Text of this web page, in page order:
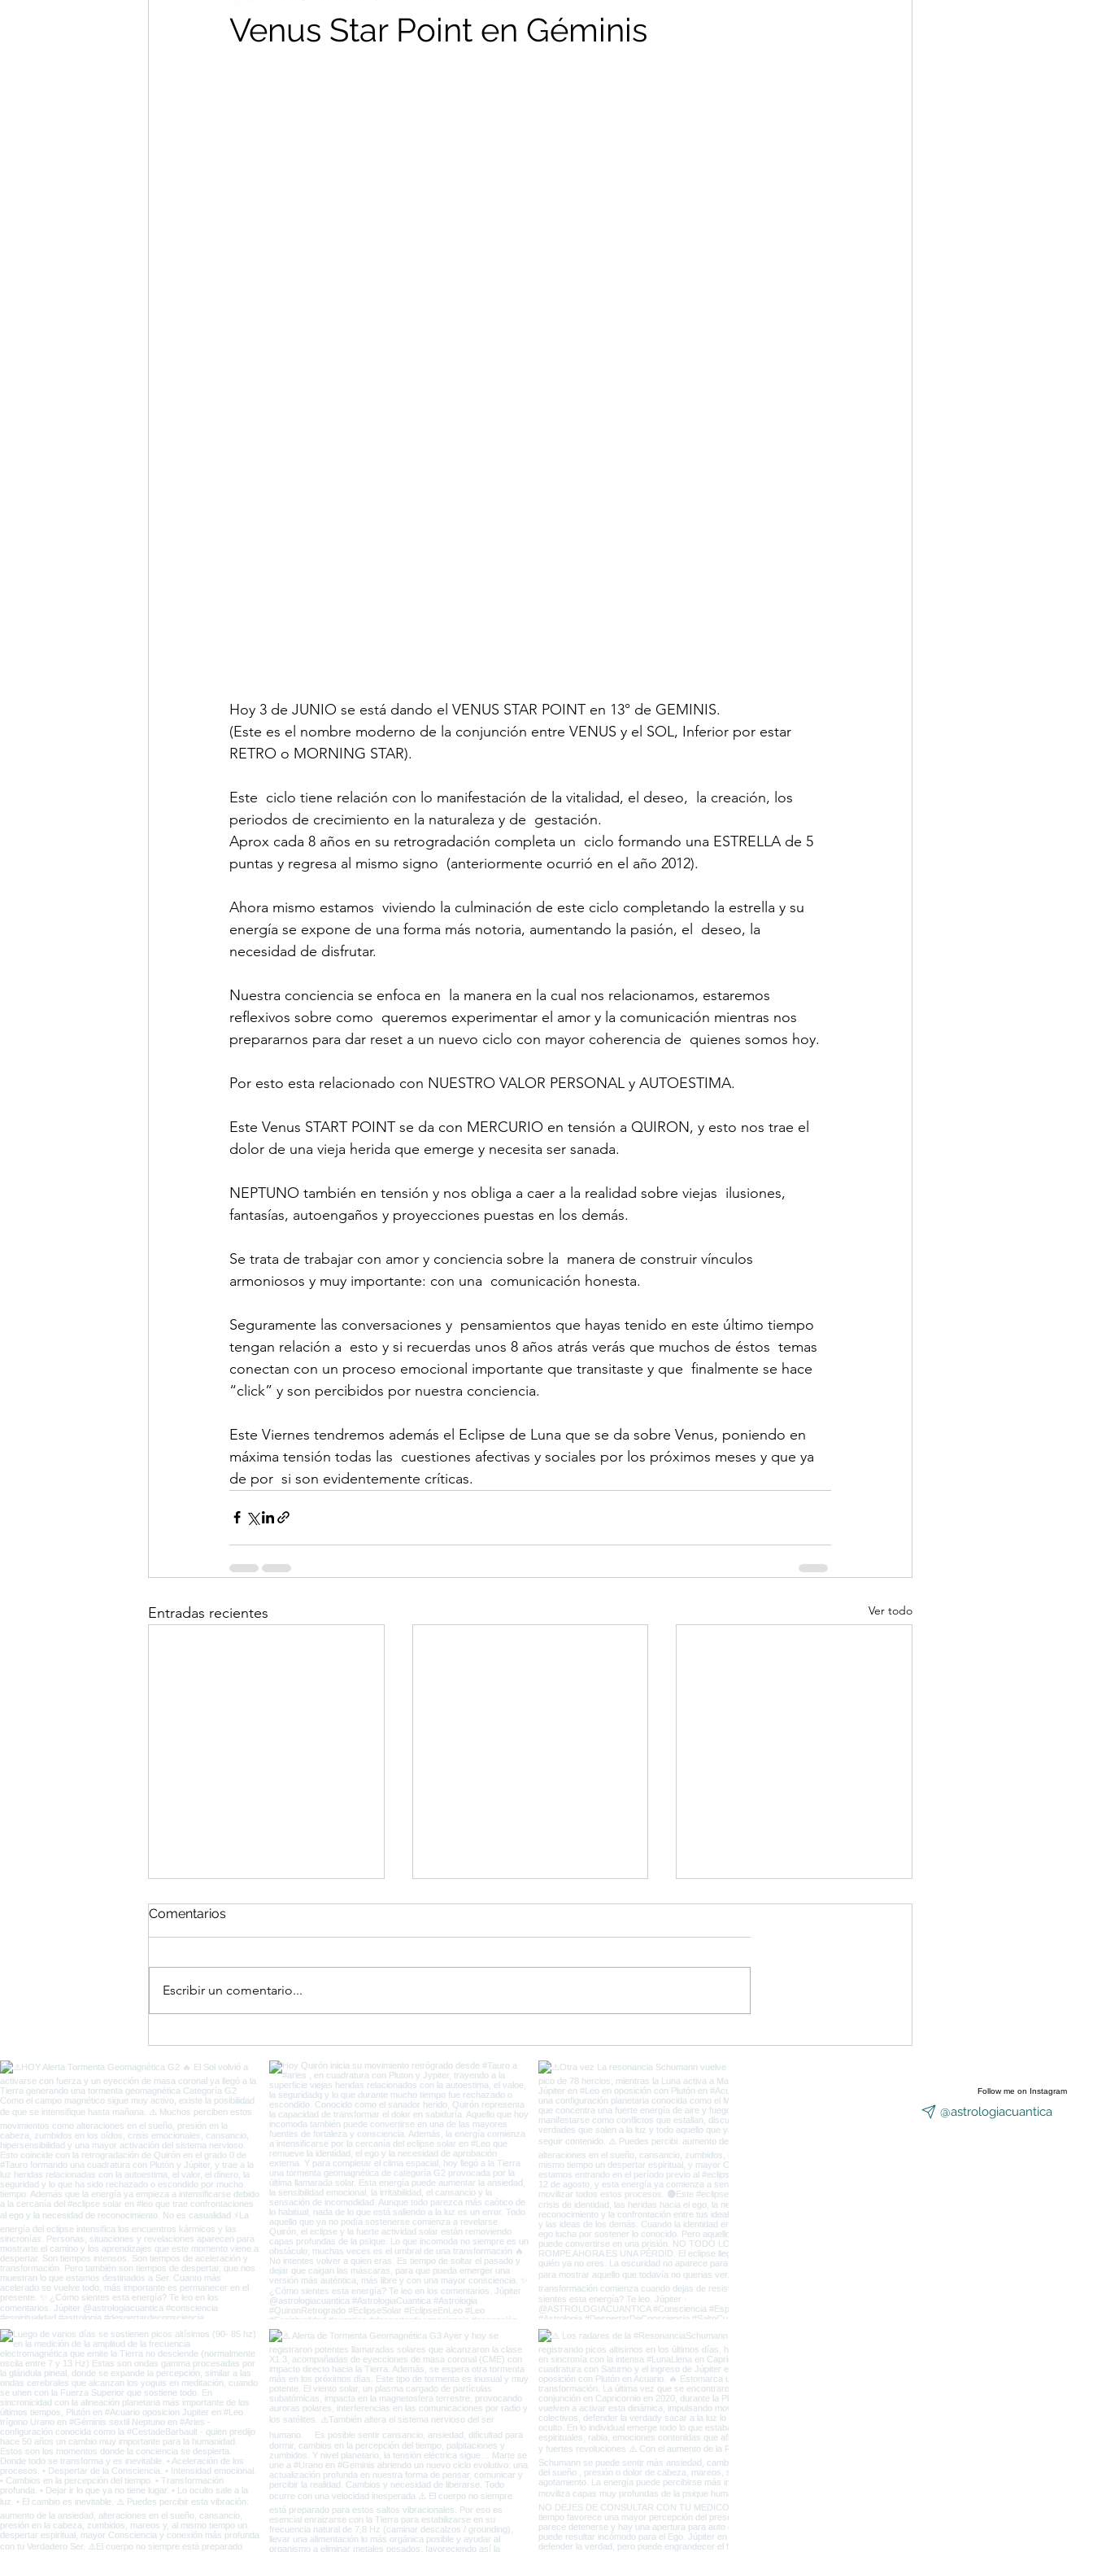
Venus Star Point en Géminis
Hoy 3 de JUNIO se está dando el VENUS STAR POINT en 13° de GEMINIS.
(Este es el nombre moderno de la conjunción entre VENUS y el SOL, Inferior por estar
RETRO o MORNING STAR).
Este  ciclo tiene relación con lo manifestación de la vitalidad, el deseo,  la creación, los
periodos de crecimiento en la naturaleza y de  gestación.
Aprox cada 8 años en su retrogradación completa un  ciclo formando una ESTRELLA de 5
puntas y regresa al mismo signo  (anteriormente ocurrió en el año 2012).
Ahora mismo estamos  viviendo la culminación de este ciclo completando la estrella y su
energía se expone de una forma más notoria, aumentando la pasión, el  deseo, la
necesidad de disfrutar.
Nuestra conciencia se enfoca en  la manera en la cual nos relacionamos, estaremos
reflexivos sobre como  queremos experimentar el amor y la comunicación mientras nos
prepararnos para dar reset a un nuevo ciclo con mayor coherencia de  quienes somos hoy.
Por esto esta relacionado con NUESTRO VALOR PERSONAL y AUTOESTIMA.
Este Venus START POINT se da con MERCURIO en tensión a QUIRON, y esto nos trae el
dolor de una vieja herida que emerge y necesita ser sanada.
NEPTUNO también en tensión y nos obliga a caer a la realidad sobre viejas  ilusiones,
fantasías, autoengaños y proyecciones puestas en los demás.
Se trata de trabajar con amor y conciencia sobre la  manera de construir vínculos
armoniosos y muy importante: con una  comunicación honesta.
Seguramente las conversaciones y  pensamientos que hayas tenido en este último tiempo
tengan relación a  esto y si recuerdas unos 8 años atrás verás que muchos de éstos  temas
conectan con un proceso emocional importante que transitaste y que  finalmente se hace
“click” y son percibidos por nuestra conciencia.
Este Viernes tendremos además el Eclipse de Luna que se da sobre Venus, poniendo en
máxima tensión todas las  cuestiones afectivas y sociales por los próximos meses y que ya
de por  si son evidentemente críticas.
Entradas recientes Ver todo
Vieja Tierra
Comentarios
Escribir un comentario...
Follow me on Instagram
@astrologiacuantica